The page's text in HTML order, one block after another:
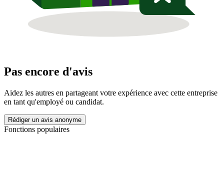
Pas encore d'avis
Aidez les autres en partageant votre expérience avec cette entreprise
en tant qu'employé ou candidat.
Rédiger un avis anonyme
Fonctions populaires